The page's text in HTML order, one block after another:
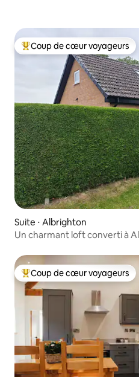
Coups de cœur voyageurs
Coup de cœur voyageurs
Suite ⋅ Albrighton
Un charmant loft converti à
Coups de cœur voyageurs
Coup de cœur voyageurs